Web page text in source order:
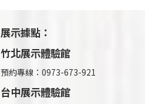
展示據點：
竹北展示體驗館
預約專線：0973-673-921
台中展示體驗館